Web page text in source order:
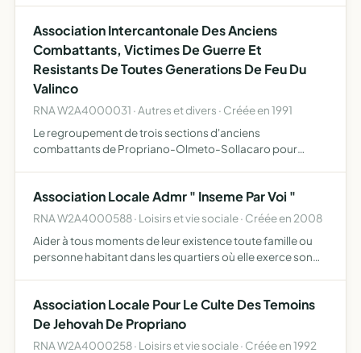
Association Intercantonale Des Anciens
Combattants, Victimes De Guerre Et
Resistants De Toutes Generations De Feu Du
Valinco
RNA W2A4000031 · Autres et divers · Créée en 1991
Le regroupement de trois sections d'anciens
combattants de Propriano-Olmeto-Sollacaro pour
différentes mani…
Association Locale Admr " Inseme Par Voi "
RNA W2A4000588 · Loisirs et vie sociale · Créée en 2008
Aider à tous moments de leur existence toute famille ou
personne habitant dans les quartiers où elle exerce son
Association Locale Pour Le Culte Des Temoins
De Jehovah De Propriano
RNA W2A4000258 · Loisirs et vie sociale · Créée en 1992